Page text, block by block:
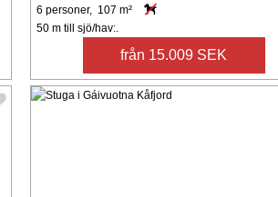
6 personer, 107 m²
50 m till sjö/hav:.
från 15.009 SEK